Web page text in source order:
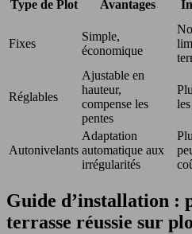
Type de Plot Avantages
Fixes
Simple,
économique
Réglables
Ajustable en
hauteur,
compense les
pentes
Autonivelants
Adaptation
automatique aux
irrégularités
Guide d’installation :
terrasse réussie sur